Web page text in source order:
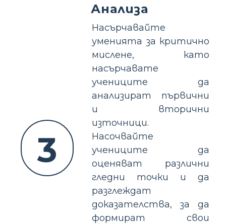
3
Анализа
Насърчавайте
уменията за критично
мислене, като
насърчавате
учениците да
анализират първични
и вторични
източници.
Насочвайте
учениците да
оценяват различни
гледни точки и да
разглеждат
доказателства, за да
формират свои